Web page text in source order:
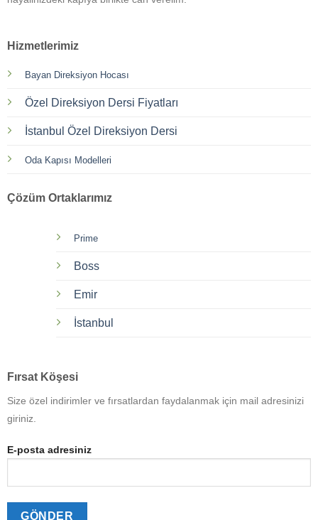
Hizmetlerimiz
Bayan Direksiyon Hocası
Özel Direksiyon Dersi Fiyatları
İstanbul Özel Direksiyon Dersi
Oda Kapısı Modelleri
Çözüm Ortaklarımız
Prime
Boss
Emir
İstanbul
Fırsat Köşesi
Size özel indirimler ve fırsatlardan faydalanmak için mail adresinizi
giriniz.
E-posta adresiniz